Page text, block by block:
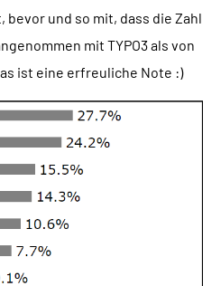
bevor und so mit, dass die Zahl
mit TYPO3 als von
ist eine erfreuliche Note :)